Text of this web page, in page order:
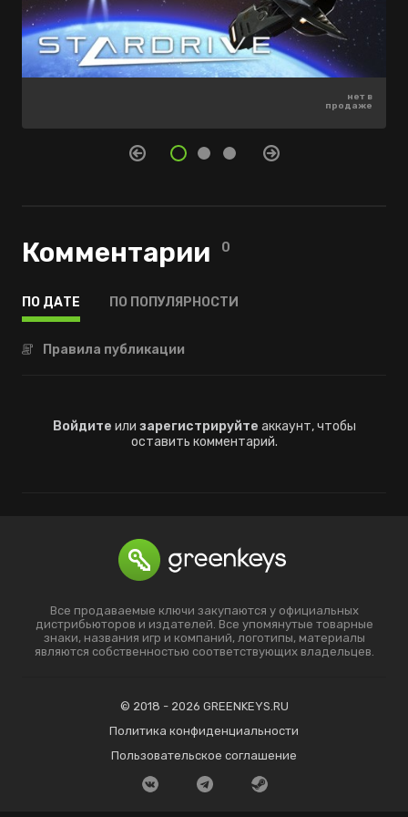
нет в
продаже
нет в
продаже
нет в
продаже
Комментарии 0
ПО ДАТЕ ПО ПОПУЛЯРНОСТИ
Правила публикации
Войдите или зарегистрируйте аккаунт, чтобы
оставить комментарий.
Все продаваемые ключи закупаются у официальных
дистрибьюторов и издателей. Все упомянутые товарные
знаки, названия игр и компаний, логотипы, материалы
являются собственностью соответствующих владельцев.
© 2018 - 2026 GREENKEYS.RU
Политика конфиденциальности
Пользовательское соглашение